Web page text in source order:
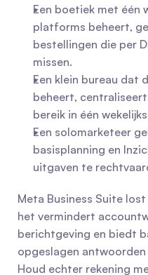
Een boetiek met één
platforms beheert,
bestellingen die per
missen.
Een klein bureau dat
beheert,
bereik in één
Een solomarketeer
basisplanning en
uitgaven te
Meta Business Suite
het vermindert
berichtgeving en biedt
opgeslagen
Houd echter rekening